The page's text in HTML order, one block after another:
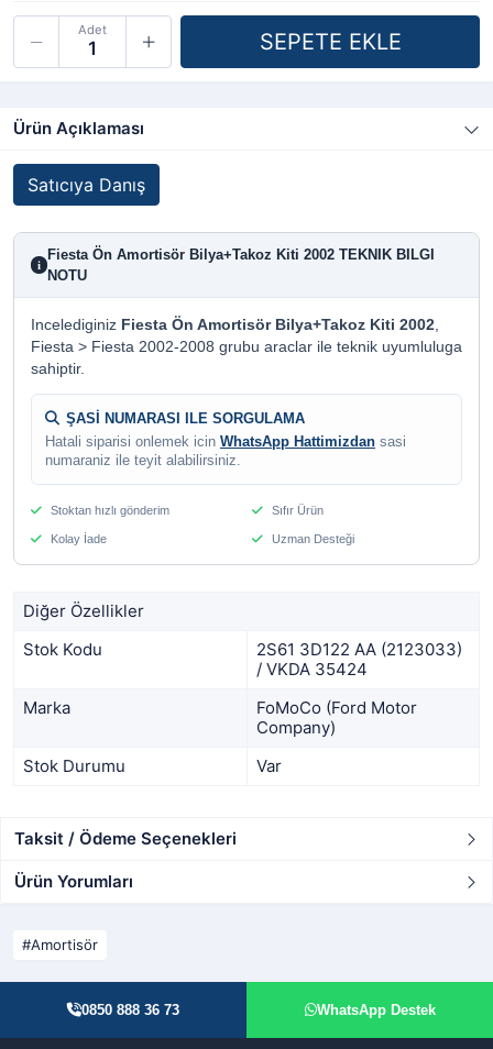
Adet
Ürün Açıklaması
Satıcıya Danış
i
Fiesta Ön Amortisör Bilya+Takoz Kiti 2002 TEKNIK BILGI
NOTU
Incelediginiz Fiesta Ön Amortisör Bilya+Takoz Kiti 2002,
Fiesta > Fiesta 2002-2008 grubu araclar ile teknik uyumluluga
sahiptir.
ŞASİ NUMARASI ILE SORGULAMA
Hatali siparisi onlemek icin WhatsApp Hattimizdan sasi
numaraniz ile teyit alabilirsiniz.
Stoktan hızlı gönderim Sıfır Ürün
Kolay İade Uzman Desteği
Diğer Özellikler
Stok Kodu
2S61 3D122 AA (2123033)
/ VKDA 35424
Marka
FoMoCo (Ford Motor
Company)
Stok Durumu
Var
Taksit / Ödeme Seçenekleri
Ürün Yorumları
Amortisör
0850 888 36 73 WhatsApp Destek